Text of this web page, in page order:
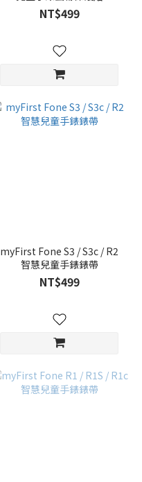
NT$499
myFirst Fone S3 / S3c / R2
智慧兒童手錶錶帶
NT$499